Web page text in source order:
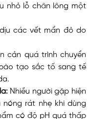
nhỏ lỗ chân lông một
các vết mẩn đỏ do
cản quá trình chuyển
tạo sắc tố sang tế
Nhiều người gặp hiện
nóng rát nhẹ khi dùng
có độ pH quá thấp